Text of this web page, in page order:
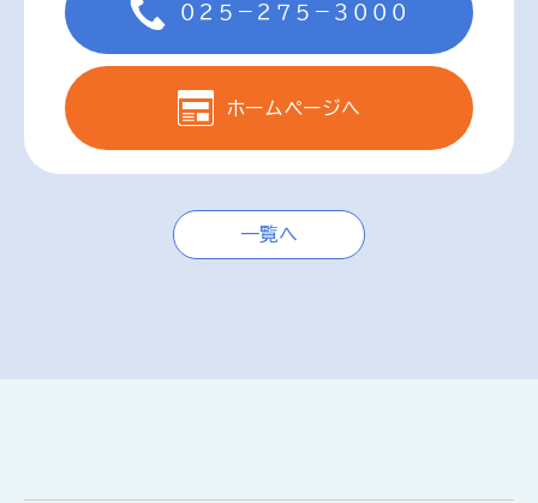
０２５－２７５－３０００
ホームページへ
一覧へ